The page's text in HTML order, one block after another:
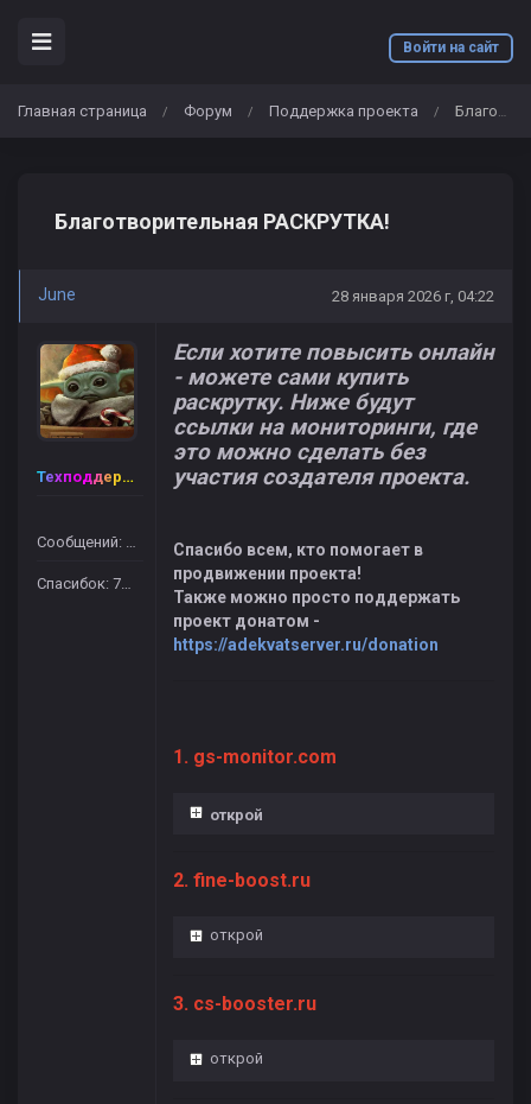
Войти на сайт
Главная страница / Форум / Поддержка проекта / Благотворительная РАСКРУТКА!
Благотворительная РАСКРУТКА!
June 28 января 2026 г, 04:22
Техподдержка
Сообщений: 664
Спасибок: 7429
Если хотите повысить онлайн
- можете сами купить
раскрутку. Ниже будут
ссылки на мониторинги, где
это можно сделать без
участия создателя проекта.
Спасибо всем, кто помогает в
продвижении проекта!
Также можно просто поддержать
проект донатом -
https://adekvatserver.ru/donation
1. gs-monitor.com
открой
2. fine-boost.ru
открой
3. cs-booster.ru
открой